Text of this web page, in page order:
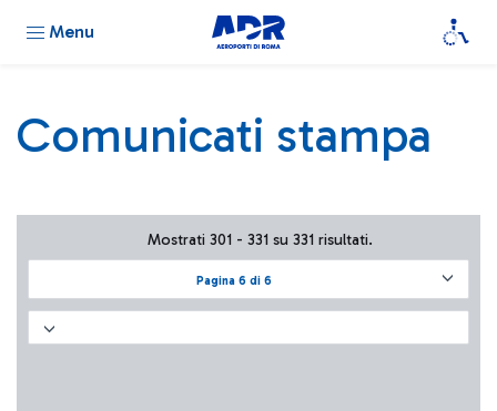
Menu
Comunicati stampa
Pagina 6 di 6
Mostrati 301 - 331 su 331 risultati.